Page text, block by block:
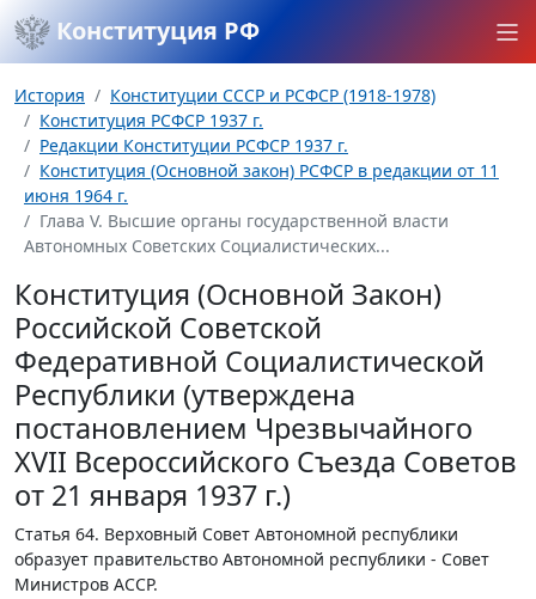
Конституция РФ
История
Конституции СССР и РСФСР (1918-1978)
Конституция РСФСР 1937 г.
Редакции Конституции РСФСР 1937 г.
Конституция (Основной закон) РСФСР в редакции от 11
июня 1964 г.
Глава V. Высшие органы государственной власти
Автономных Советских Социалистических...
Конституция (Основной Закон)
Российской Советской
Федеративной Социалистической
Республики (утверждена
постановлением Чрезвычайного
XVII Всероссийского Съезда Советов
от 21 января 1937 г.)
Статья 64. Верховный Совет Автономной республики
образует правительство Автономной республики - Совет
Министров АССР.